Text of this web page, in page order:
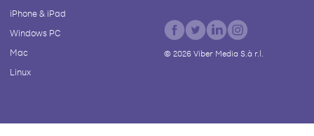
iPhone & iPad
Windows PC
Mac
Linux
© 2026Viber Media S.à r.l.